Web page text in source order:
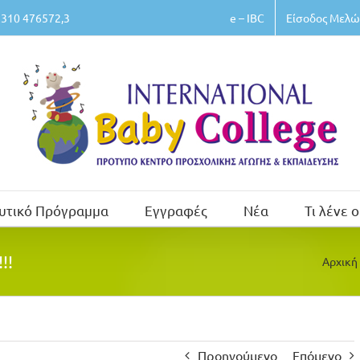
476572,3 e – IBC Είσοδος
Πρόγραμμα Εγγραφές Νέα Τι λένε
Αρχική
Προηγούμενο Επόμενο